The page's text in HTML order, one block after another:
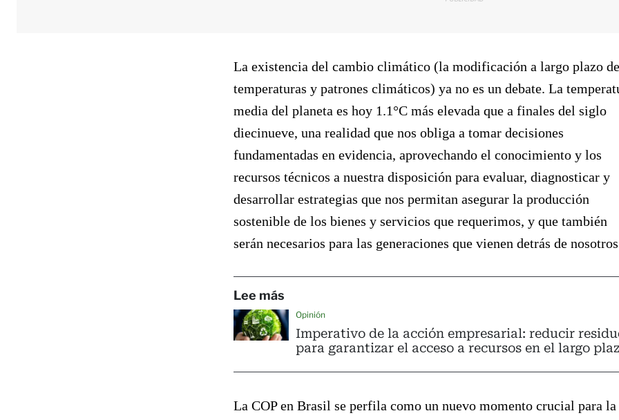
La existencia del cambio climático (la modificación a largo plazo de
temperaturas y patrones climáticos) ya no es un debate. La
media del planeta es hoy 1.1°C más elevada que a finales del siglo
diecinueve, una realidad que nos obliga a tomar decisiones
fundamentadas en evidencia, aprovechando el conocimiento y los
recursos técnicos a nuestra disposición para evaluar, diagnosticar y
desarrollar estrategias que nos permitan asegurar la producción
sostenible de los bienes y servicios que requerimos, y que también
serán necesarios para las generaciones que vienen detrás de
Lee más
Opinión
Imperativo de la acción empresarial: reducir
para garantizar el acceso a recursos en el largo
La COP en Brasil se perfila como un nuevo momento crucial para la